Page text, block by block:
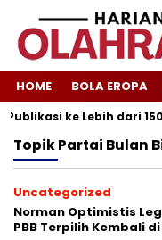
HOME BOLA EROPA
ke Lebih dari
TopikPartai Bulan
Uncategorized
Norman Optimistis
PBB Terpilih Kembali